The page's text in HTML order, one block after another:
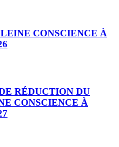
CONSCIENCE À
RÉDUCTION DU
CONSCIENCE À